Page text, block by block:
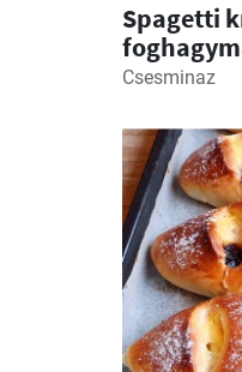
Spagetti
szósszal
Csesminaz